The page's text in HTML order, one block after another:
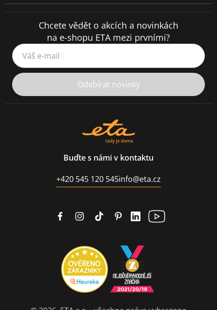
Chcete vědět o akcích a novinkách
na e-shopu ETA mezi prvními?
Váš e-mail
Odebírat novinky
Buďte s námi v kontaktu
+420 545 120 545info@eta.cz